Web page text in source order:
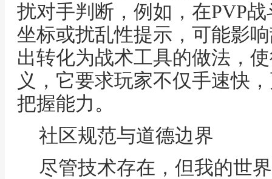
扰对手判断，例如，在PVP
坐标或扰乱性提示，可能影
出转化为战术工具的做法，
义，它要求玩家不仅手速快
把握能力。
社区规范与道德边界
尽管技术存在，但我的世